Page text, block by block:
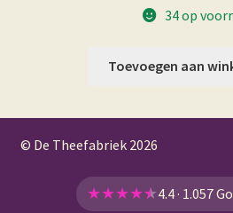
34 op
Toevoegen aan
© De Theefabriek 2026
★★★★★4.4 · 1.057